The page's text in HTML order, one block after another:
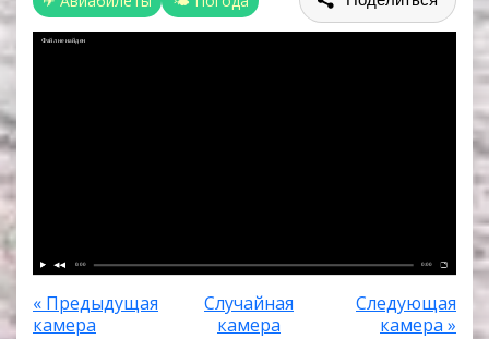
Файл не найден
0:00 0:00
« Предыдущая
камера
Случайная
камера
Следующая
камера »